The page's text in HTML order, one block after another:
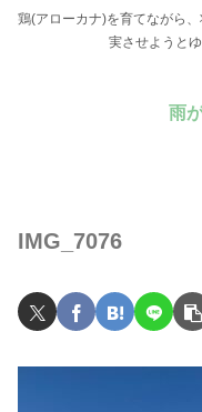
鶏(アローカナ)を育てながら
実させようと
雨
IMG_7076